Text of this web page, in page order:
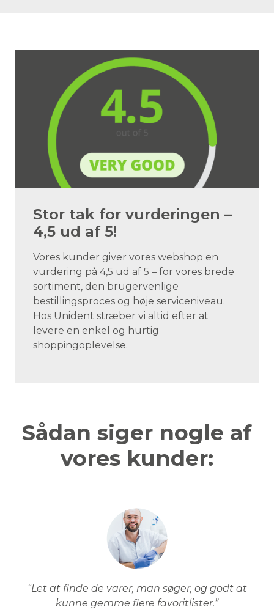
Stor tak for vurderingen –
4,5 ud af 5!
Vores kunder giver vores webshop en
vurdering på 4,5 ud af 5 – for vores brede
sortiment, den brugervenlige
bestillingsproces og høje serviceniveau.
Hos Unident stræber vi altid efter at
levere en enkel og hurtig
shoppingoplevelse.
Sådan siger nogle af
vores kunder:
“Let at finde de varer, man søger, og godt at
kunne gemme flere favoritlister.”